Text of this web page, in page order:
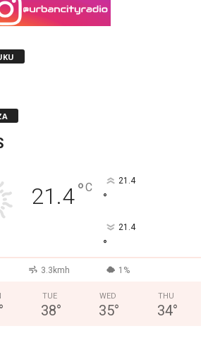
21.4°C 21.4
°
21.4
°
3.3kmh 1%
TUE
38°
WED
35°
THU
34°